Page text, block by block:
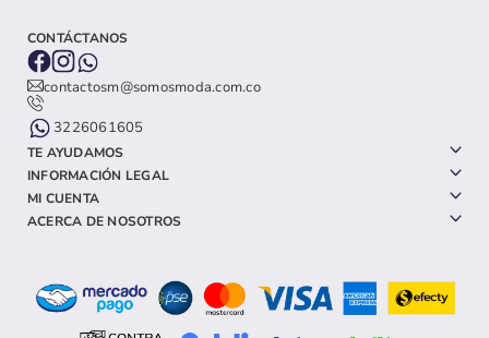
CONTÁCTANOS
contactosm@somosmoda.com.co
3226061605
TE AYUDAMOS
INFORMACIÓN LEGAL
MI CUENTA
ACERCA DE NOSOTROS